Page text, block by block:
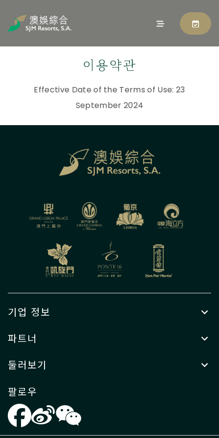
이용약관
Effective Date of the Terms of Use: 23
September 2024
기업 정보
파트너
둘러보기
팔로우